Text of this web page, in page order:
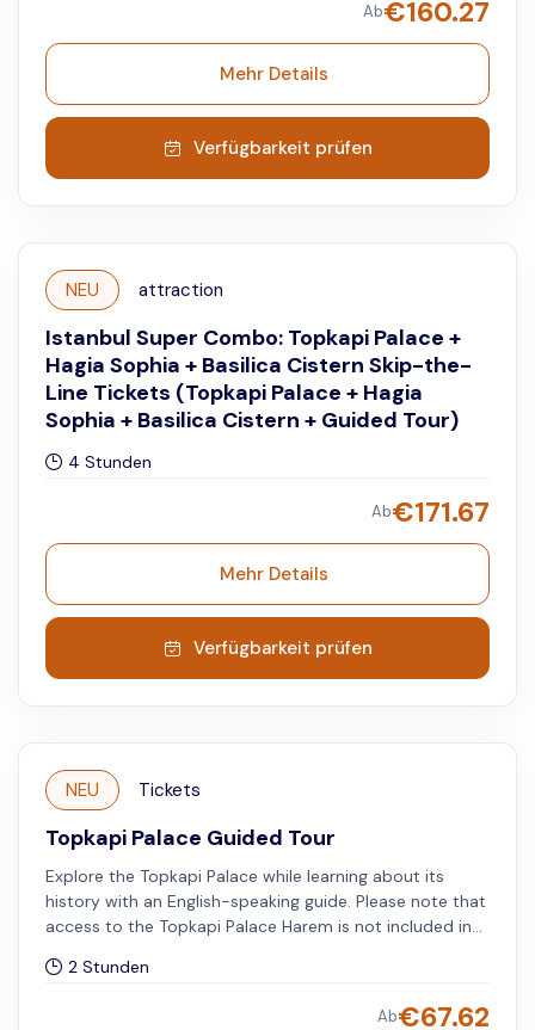
Ab€160.27
Mehr Details
Verfügbarkeit prüfen
NEU attraction
Istanbul Super Combo: Topkapi Palace +
Hagia Sophia + Basilica Cistern Skip-the-
Line Tickets (Topkapi Palace + Hagia
Sophia + Basilica Cistern + Guided Tour)
4 Stunden
Ab€171.67
Mehr Details
Verfügbarkeit prüfen
NEU Tickets
Topkapi Palace Guided Tour
Explore the Topkapi Palace while learning about its
history with an English-speaking guide. Please note that
access to the Topkapi Palace Harem is not included in
2 Stunden
Ab€67.62